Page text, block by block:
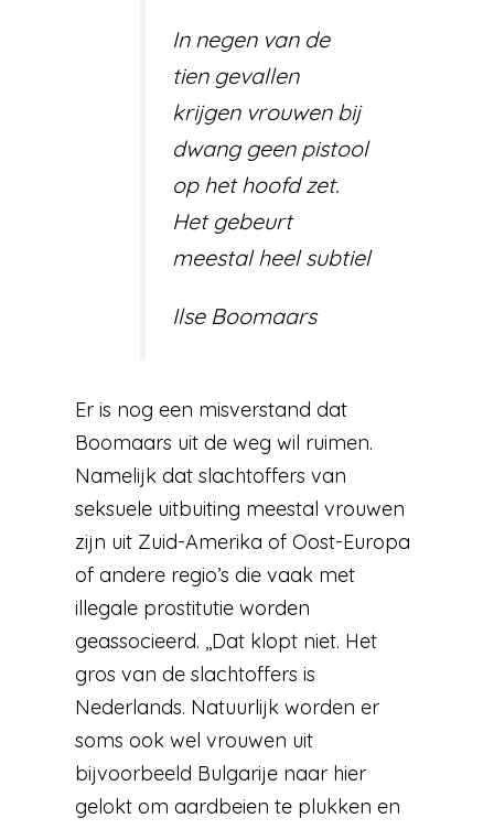
In negen van de
tien gevallen
krijgen vrouwen bij
dwang geen pistool
op het hoofd zet.
Het gebeurt
meestal heel subtiel
Ilse Boomaars
Er is nog een misverstand dat
Boomaars uit de weg wil ruimen.
Namelijk dat slachtoffers van
seksuele uitbuiting meestal vrouwen
zijn uit Zuid-Amerika of Oost-Europa
of andere regio’s die vaak met
illegale prostitutie worden
geassocieerd. ,,Dat klopt niet. Het
gros van de slachtoffers is
Nederlands. Natuurlijk worden er
soms ook wel vrouwen uit
bijvoorbeeld Bulgarije naar hier
gelokt om aardbeien te plukken en